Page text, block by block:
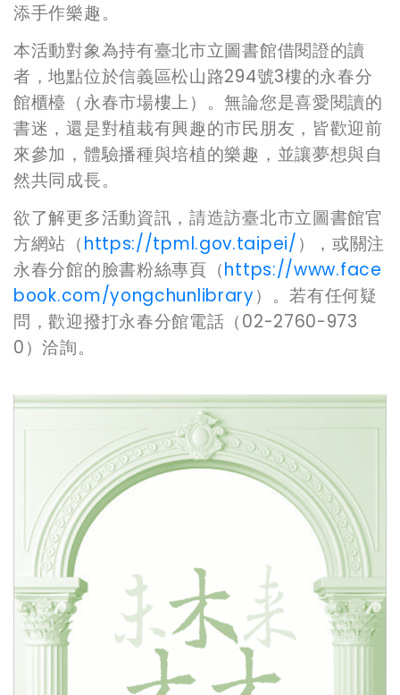
添手作樂趣。
本活動對象為持有臺北市立圖書館借閱證的讀
者，地點位於信義區松山路294號3樓的永春分
館櫃檯（永春市場樓上）。無論您是喜愛閱讀的
書迷，還是對植栽有興趣的市民朋友，皆歡迎前
來參加，體驗播種與培植的樂趣，並讓夢想與自
然共同成長。
欲了解更多活動資訊，請造訪臺北市立圖書館官
方網站（https://tpml.gov.taipei/ ），或關注
永春分館的臉書粉絲專頁（https://www.face
book.com/yongchunlibrary）。若有任何疑
問，歡迎撥打永春分館電話（02-2760-973
0）洽詢。